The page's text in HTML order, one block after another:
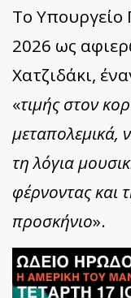
Το Υπουργείο
2026 ως
Χατζιδάκι,
«τιμής στον
μεταπολεμικά,
τη λόγια
φέρνοντας και
προσκήνιο».